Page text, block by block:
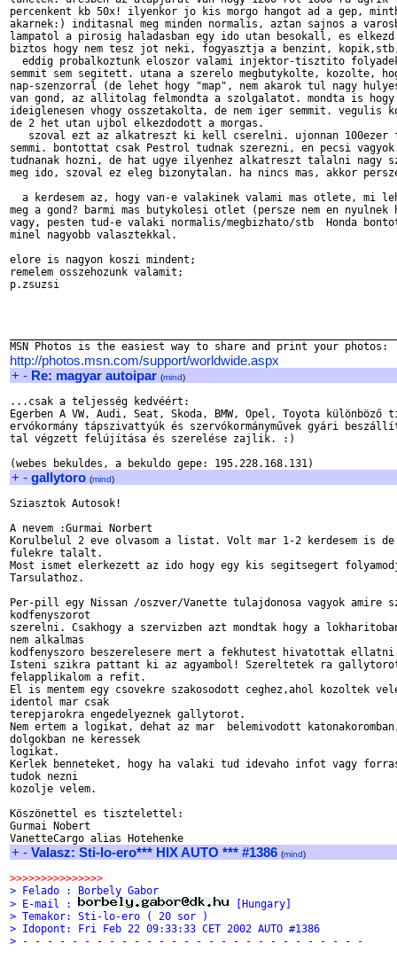
percenkent kb 50x! ilyenkor jo kis morgo hangot ad a gep,
akarnek:) inditasnal meg minden normalis, aztan sajnos a
lampatol a pirosig haladasban egy ido utan besokall, es
biztos hogy nem tesz jot neki, fogyasztja a benzint,
eddig probalkoztunk eloszor valami injektor-tisztito
semmit sem segitett. utana a szerelo megbutykolte, kozolte,
nap-szenzorral (de lehet hogy "map", nem akarok tul nagy
van gond, az allitolag felmondta a szolgalatot. mondta is
ideiglenesen vhogy osszetakolta, de nem iger semmit.
de 2 het utan ujbol elkezdodott a morgas.
szoval ezt az alkatreszt ki kell cserelni. ujonnan 100ezer
semmi. bontottat csak Pestrol tudnak szerezni, en pecsi
tudnanak hozni, de hat ugye ilyenhez alkatreszt talalni nagy
meg ido, szoval ez eleg bizonytalan. ha nincs mas, akkor persze
a kerdesem az, hogy van-e valakinek valami mas otlete, mi
meg a gond? barmi mas butykolesi otlet (persze nem en nyulnek
vagy, pesten tud-e valaki normalis/megbizhato/stb  Honda
minel nagyobb valasztekkal.
elore is nagyon koszi mindent;
remelem osszehozunk valamit;
p.zsuzsi
http://photos.msn.com/support/worldwide.aspx
+ - Re: magyar autoipar (mind)
...csak a teljesség kedvéért:
Egerben A VW, Audi, Seat, Skoda, BMW, Opel, Toyota különböző
ervókormány tápszivattyúk és szervókormányművek gyári
tal végzett felújítása és szerelése zajlik. :)
+ - gallytoro (mind)
Sziasztok Autosok!
A nevem :Gurmai Norbert
Korulbelul 2 eve olvasom a listat. Volt mar 1-2 kerdesem is
fulekre talalt.
Most ismet elerkezett az ido hogy egy kis segitsegert
Tarsulathoz.
Per-pill egy Nissan /oszver/Vanette tulajdonosa vagyok amire
kodfenyszorot
szerelni. Csakhogy a szervizben azt mondtak hogy a
nem alkalmas
kodfenyszoro beszerelesere mert a fekhutest hivatottak
Isteni szikra pattant ki az agyambol! Szereltetek ra
felapplikalom a refit.
El is mentem egy csovekre szakosodott ceghez,ahol kozoltek
identol mar csak
terepjarokra engedelyeznek gallytorot.
Nem ertem a logikat, dehat az mar  belemivodott
dolgokban ne keressek
logikat.
Kerlek benneteket, hogy ha valaki tud idevaho infot vagy
tudok nezni
kozolje velem.
Köszönettel es tisztelettel:
Gurmai Nobert
+ - Valasz: Sti-lo-ero*** HIX AUTO *** #1386 (mind)
>>>>>>>>>>>>>>>
> Felado : Borbely Gabor
> E-mail :
[Hungary]
> Temakor: Sti-lo-ero ( 20 sor )
> Idopont: Fri Feb 22 09:33:33 CET 2002 AUTO #1386
> - - - - - - - - - - - - - - - - - - - - - - - - - - - -